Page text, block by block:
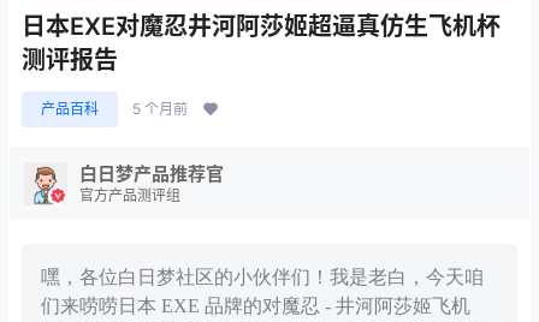
日本EXE对魔忍井河阿莎姬超逼真仿生飞机杯
测评报告
产品百科 5 个月前
白日梦产品推荐官
官方产品测评组
嘿，各位白日梦社区的小伙伴们！我是老白，今天咱
们来唠唠日本 EXE 品牌的对魔忍 - 井河阿莎姬飞机